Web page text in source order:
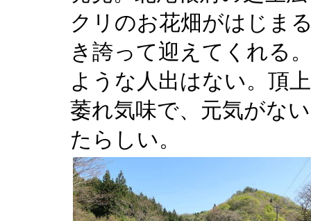
クリのお花畑がはじま
き誇って迎えてくれる
ような人出はない。頂
萎れ気味で、元気がな
たらしい。